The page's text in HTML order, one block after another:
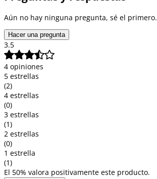
Aún no hay ninguna pregunta, sé el primero.
Hacer una pregunta
3.5
4 opiniones
5 estrellas
(2)
4 estrellas
(0)
3 estrellas
(1)
2 estrellas
(0)
1 estrella
(1)
El 50% valora positivamente este producto.